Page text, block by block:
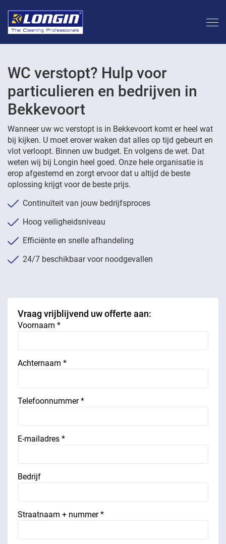
WC verstopt? Hulp voor
particulieren en bedrijven in
Bekkevoort
Wanneer uw wc verstopt is in Bekkevoort komt er heel wat
bij kijken. U moet erover waken dat alles op tijd gebeurt en
vlot verloopt. Binnen uw budget. En volgens de wet. Dat
weten wij bij Longin heel goed. Onze hele organisatie is
erop afgestemd en zorgt ervoor dat u altijd de beste
oplossing krijgt voor de beste prijs.
Continuïteit van jouw bedrijfsproces
Hoog veiligheidsniveau
Efficiënte en snelle afhandeling
24/7 beschikbaar voor noodgevallen
Vraag vrijblijvend uw offerte aan:
Voornaam *
Achternaam *
Telefoonnummer *
E-mailadres *
Bedrijf
Straatnaam + nummer *